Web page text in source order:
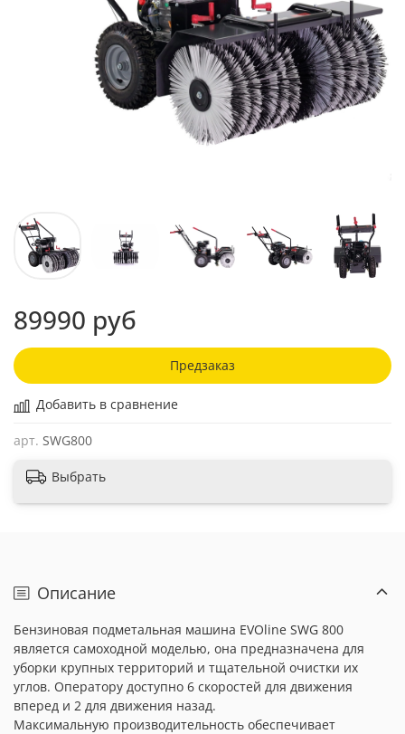
Добавить в сравнение
арт. SWG800
89990 руб
Предзаказ
Выбрать
Описание
Бензиновая подметальная машина EVOline SWG 800
является самоходной моделью, она предназначена для
уборки крупных территорий и тщательной очистки их
углов. Оператору доступно 6 скоростей для движения
вперед и 2 для движения назад.
Максимальную производительность обеспечивает